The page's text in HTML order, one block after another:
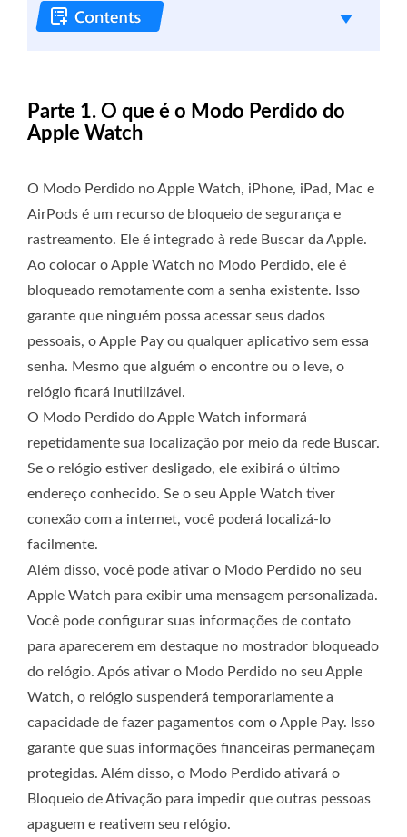
Parte 1. O que é o Modo Perdido do
Apple Watch
O Modo Perdido no Apple Watch, iPhone, iPad, Mac e
AirPods é um recurso de bloqueio de segurança e
rastreamento. Ele é integrado à rede Buscar da Apple.
Ao colocar o Apple Watch no Modo Perdido, ele é
bloqueado remotamente com a senha existente. Isso
garante que ninguém possa acessar seus dados
pessoais, o Apple Pay ou qualquer aplicativo sem essa
senha. Mesmo que alguém o encontre ou o leve, o
relógio ficará inutilizável.
O Modo Perdido do Apple Watch informará
repetidamente sua localização por meio da rede Buscar.
Se o relógio estiver desligado, ele exibirá o último
endereço conhecido. Se o seu Apple Watch tiver
conexão com a internet, você poderá localizá-lo
facilmente.
Além disso, você pode ativar o Modo Perdido no seu
Apple Watch para exibir uma mensagem personalizada.
Você pode configurar suas informações de contato
para aparecerem em destaque no mostrador bloqueado
do relógio. Após ativar o Modo Perdido no seu Apple
Watch, o relógio suspenderá temporariamente a
capacidade de fazer pagamentos com o Apple Pay. Isso
garante que suas informações financeiras permaneçam
protegidas. Além disso, o Modo Perdido ativará o
Bloqueio de Ativação para impedir que outras pessoas
apaguem e reativem seu relógio.